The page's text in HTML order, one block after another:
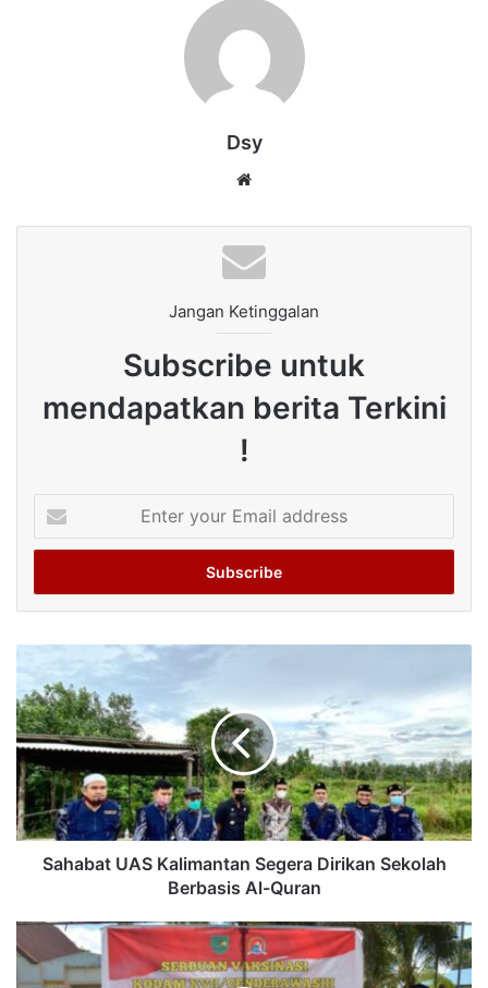
Dsy
Jangan Ketinggalan
Subscribe untuk
mendapatkan berita Terkini
!
your
Email
Sahabat UAS Kalimantan Segera Dirikan Sekolah
Berbasis Al-Quran